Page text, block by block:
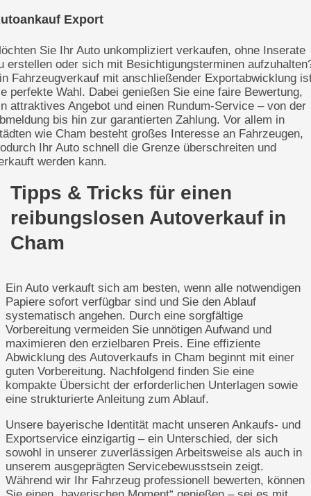
Export
Sie Ihr Auto unkompliziert verkaufen, ohne Inserate
erstellen oder sich mit Besichtigungsterminen
Fahrzeugverkauf mit anschließender Exportabwicklung
perfekte Wahl. Dabei genießen Sie eine faire Bewertung,
attraktives Angebot und einen Rundum-Service – von der
bis hin zur garantierten Zahlung. Vor allem in
wie Cham besteht großes Interesse an Fahrzeugen,
Ihr Auto schnell die Grenze überschreiten und
werden kann.
Tipps & Tricks für einen
reibungslosen Autoverkauf in
Cham
Ein Auto verkauft sich am besten, wenn alle notwendigen
Papiere sofort verfügbar sind und Sie den Ablauf
systematisch angehen. Durch eine sorgfältige
Vorbereitung vermeiden Sie unnötigen Aufwand und
maximieren den erzielbaren Preis. Eine effiziente
Abwicklung des Autoverkaufs in Cham beginnt mit einer
guten Vorbereitung. Nachfolgend finden Sie eine
kompakte Übersicht der erforderlichen Unterlagen sowie
eine strukturierte Anleitung zum Ablauf.
Unsere bayerische Identität macht unseren Ankaufs- und
Exportservice einzigartig – ein Unterschied, der sich
sowohl in unserer zuverlässigen Arbeitsweise als auch in
unserem ausgeprägten Servicebewusstsein zeigt.
Während wir Ihr Fahrzeug professionell bewerten, können